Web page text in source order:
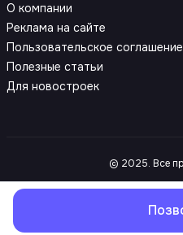
О компании
Реклама на сайте
Пользовательское соглашение
Полезные статьи
Для новостроек
© 2025. Все